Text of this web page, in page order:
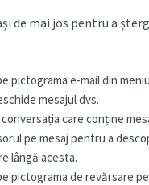
de mai jos pentru a
pictograma e-mail din
mesajul dvs.
care conține
pe mesaj pentru a
lângă acesta.
pictograma de revărsare